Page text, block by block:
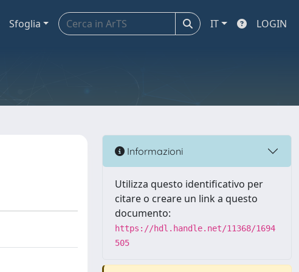
Sfoglia IT LOGIN
Informazioni
Utilizza questo identificativo per
citare o creare un link a questo
documento:
https://hdl.handle.net/11368/1694
505